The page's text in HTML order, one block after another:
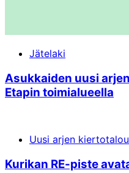
Jätelaki
Asukkaiden uusi
Etapin toimi­alueella
Uusi arjen
Kurikan RE-piste